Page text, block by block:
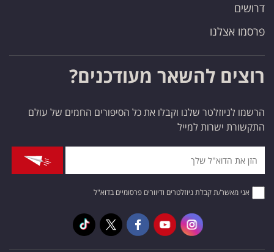
דרושים
פרסמו אצלנו
רוצים להשאר מעודכנים?
הרשמו לניוזלטר שלנו וקבלו את כל הסיפורים החמים של עולם
התקשורת ישרות למייל
אני מאשר/ת קבלת ניוזלטרים ודיוורים פרסומיים בדוא"ל